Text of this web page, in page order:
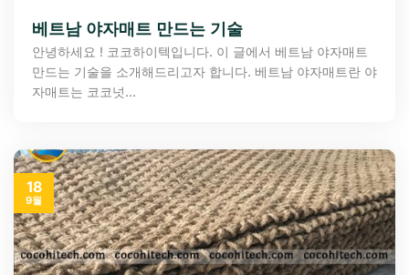
베트남 야자매트 만드는 기술
안녕하세요 ! 코코하이텍입니다. 이 글에서 베트남 야자매트
만드는 기술을 소개해드리고자 합니다. 베트남 야자매트란 야
자매트는 코코넛...
18
9월